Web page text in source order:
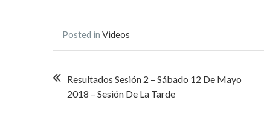
Posted in Videos
Navegación
de
entradas
Resultados Sesión 2 – Sábado 12 De Mayo
2018 – Sesión De La Tarde